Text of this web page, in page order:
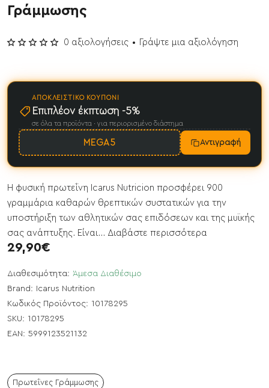
Γράμμωσης
Διαθεσιμότητα: Άμεσα Διαθέσιμο
Brand:
Icarus Nutrition
Κωδικός Προϊόντος: 10178295
SKU: 10178295
EAN: 5999123521132
0 αξιολογήσεις • Γράψτε μια αξιολόγηση
29,90€
ΑΠΟΚΛΕΙΣΤΙΚΌ ΚΟΥΠΌΝΙ
Επιπλέον έκπτωση -5%
σε όλα τα προϊόντα · για περιορισμένο διάστημα
MEGA5 Αντιγραφή
Η φυσική πρωτεΐνη Icarus Nutricion προσφέρει 900
γραμμάρια καθαρών θρεπτικών συστατικών για την
υποστήριξη των αθλητικών σας επιδόσεων και της μυϊκής
σας ανάπτυξης. Είναι... Διαβάστε περισσότερα
Πρωτεΐνες Γράμμωσης